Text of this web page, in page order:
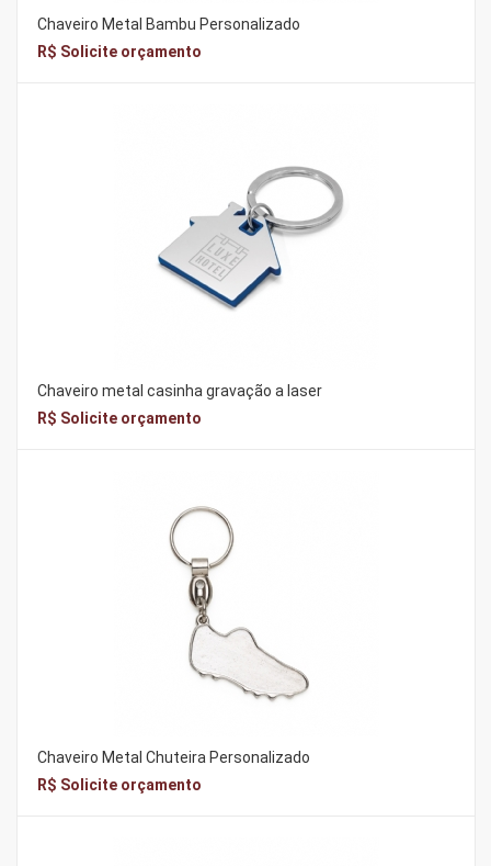
Chaveiro Metal Bambu Personalizado
R$ Solicite orçamento
Chaveiro metal casinha gravação a laser
R$ Solicite orçamento
Chaveiro Metal Chuteira Personalizado
R$ Solicite orçamento